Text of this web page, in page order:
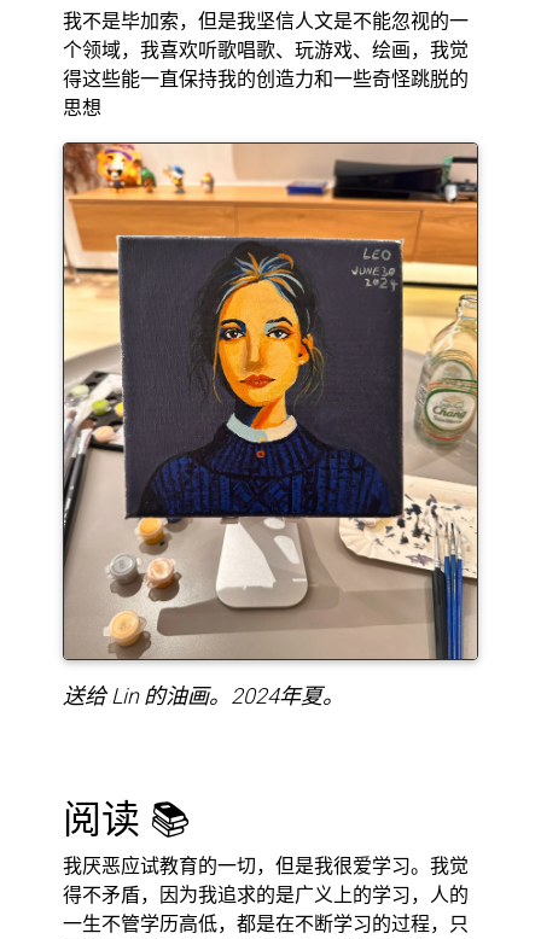
我不是毕加索，但是我坚信人文是不能忽视的一
个领域，我喜欢听歌唱歌、玩游戏、绘画，我觉
得这些能一直保持我的创造力和一些奇怪跳脱的
思想
送给 Lin 的油画。2024年夏。
阅读 📚
我厌恶应试教育的一切，但是我很爱学习。我觉
得不矛盾，因为我追求的是广义上的学习，人的
一生不管学历高低，都是在不断学习的过程，只